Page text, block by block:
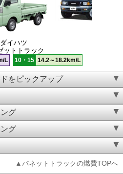
ダイハツ
ットトラック
L 10・15 14.2～18.2km/L
をピックアップ
グ
グ
▲バネットトラックの燃費TOPへ